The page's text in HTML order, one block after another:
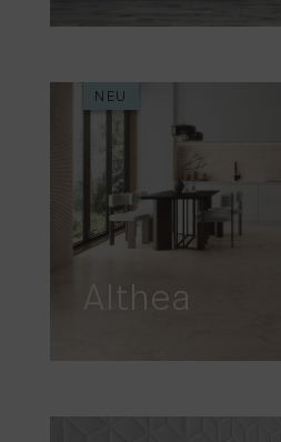
Althea
NEU